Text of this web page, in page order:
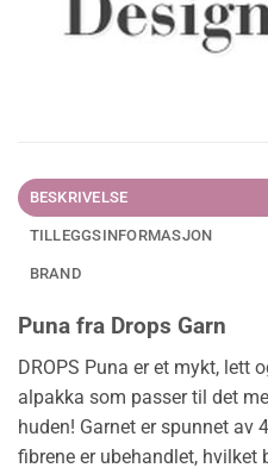
BESKRIVELSE
TILLEGGSINFORMASJON
BRAND
Puna fra Drops Garn
DROPS Puna er et mykt, lett
alpakka som passer til det
huden! Garnet er spunnet av
fibrene er ubehandlet,